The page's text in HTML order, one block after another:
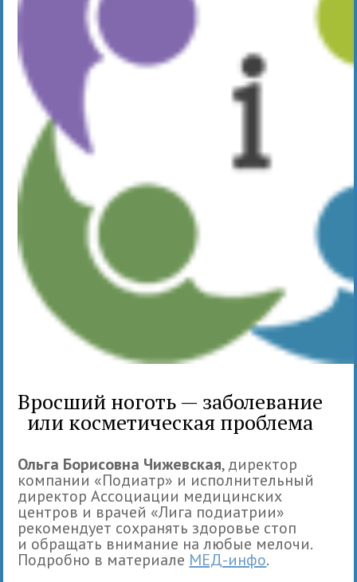
Вросший ноготь — заболевание
или косметическая проблема
Ольга Борисовна Чижевская, директор
компании «Подиатр» и исполнительный
директор Ассоциации медицинских
центров и врачей «Лига подиатрии»
рекомендует сохранять здоровье стоп
и обращать внимание на любые мелочи.
Подробно в материале МЕД-инфо.